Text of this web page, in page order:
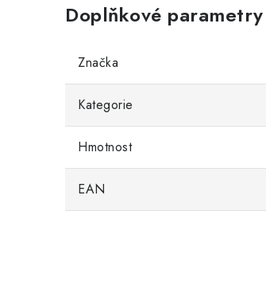
Doplňkové parametry
Značka
Kategorie
Hmotnost
EAN